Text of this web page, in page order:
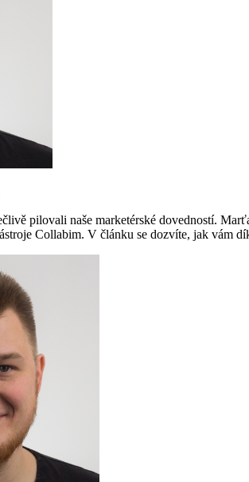
pilovali naše marketérské dovedností.
Collabim. V článku se dozvíte, jak vám